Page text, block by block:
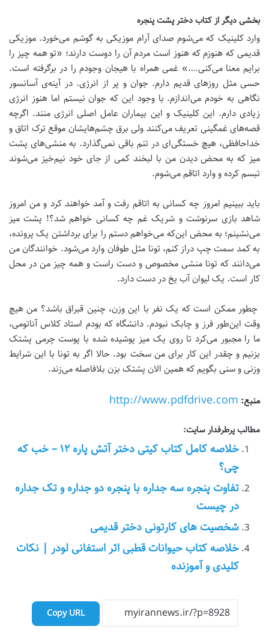
بخشی دیگر از کتاب دختر پشت پنجره
وارد کلینیک که می‌شوم صدای آرام موزیکی ‌به گوشم می‌خورد. موزیکی
قدیمی ‌که هنوزم که هنوز است مردم آن را دوست دارند؛ «تو همه چیز را
برایم معنا می‌کنی….» غمی‌ همراه با هیجان وجودم را در برگرفته است.
حسی مثل روزهای قدیم دارم. جوان و پر از انرژی. در آینه‌ی آسانسور
نگاهی به خودم می‌اندازم. با وجود این‌ که جوان نیستم اما هنوز انرژی
زیادی دارم. این کلینیک و این بیماران عامل اصلی انرژی منند. اگرچه
قصه‌های غمگینی تعریف می‌کنند ولی برق چشم‌هایشان موقع ترک اتاق و
خداحافظی، هیچ خستگی‌ای در تنم باقی نمی‌گذارد. به منشی‌های پشت
میز که به محض دیدن من با لبخند کمی ‌از جای خود نیم‌خیز می‌شوند
تبسم کرده و وارد اتاقم می‌شوم.
باید ببینیم امروز چه کسانی به اتاقم رفت و آمد خواهند کرد و من امروز
شاهد بازی سرنوشت و شریک غم چه کسانی خواهم شد؟! پشت میز
می‌نشینم؛ به محض این‌که می‌خواهم دستم را برای برداشتن یک پرونده،
به کمد سمت چپ دراز کنم، تونا مثل طوفان وارد می‌شود. خوانندگان من
می‌دانند که تونا منشی مخصوص و دست راست و همه چیز من در محل
کار است. یک لیوان آب یخ در دست دارد.
چطور ممکن است که یک نفر با این وزن، چنین قبراق باشد؟ من هیچ
وقت این‌طور فرز و چابک نبودم. دانشگاه که بودم استاد کلاس آناتومی،
ما را مجبور می‌کرد تا روی یک میز پوشیده شده با پوست چرمی ‌پشتک
بزنیم و چقدر این کار برای من سخت بود. حالا اگر به تونا با این شرایط
وزنی و سنی بگویم که همین الان پشتک بزن بلافاصله می‌زند.
منبع: http://www.pdfdrive.com
مطالب پرطرفدار سایت:
خلاصه کامل کتاب کیتی دختر آتش پاره ۱۲ – خب که
چی؟
تفاوت پنجره سه جداره با پنجره دو جداره و تک جداره
در چیست
شخصیت های کارتونی دختر قدیمی
خلاصه کتاب حیوانات قطبی اثر استفانی لودر | نکات
کلیدی و آموزنده
Copy URL